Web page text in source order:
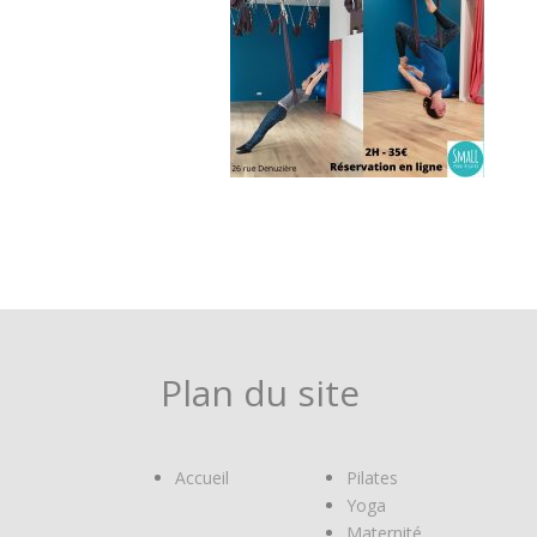
Plan du site
Accueil
Pilates
Yoga